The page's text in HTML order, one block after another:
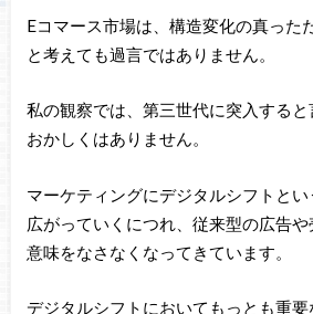
Eコマース市場は、構造変化の真った
と考えても過言ではありません。
私の観察では、第三世代に突入すると
おかしくはありません。
マーケティングにデジタルシフトと
広がっていくにつれ、従来型の広告
意味をなさなくなってきています。
デジタルシフトにおいてもっとも重要